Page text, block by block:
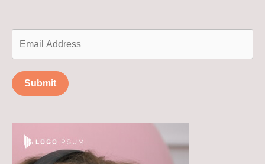
Submit